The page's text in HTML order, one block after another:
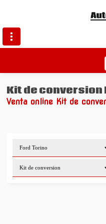
Kit de conversion
Venta online Kit de